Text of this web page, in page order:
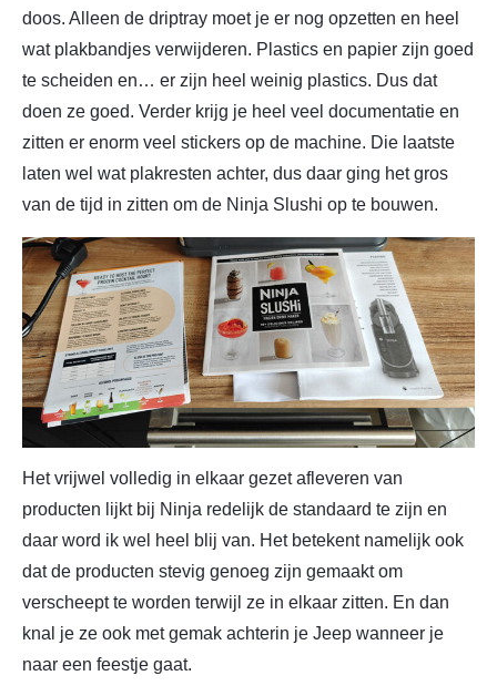
doos. Alleen de driptray moet je er nog opzetten en heel
wat plakbandjes verwijderen. Plastics en papier zijn goed
te scheiden en… er zijn heel weinig plastics. Dus dat
doen ze goed. Verder krijg je heel veel documentatie en
zitten er enorm veel stickers op de machine. Die laatste
laten wel wat plakresten achter, dus daar ging het gros
van de tijd in zitten om de Ninja Slushi op te bouwen.
Het vrijwel volledig in elkaar gezet afleveren van
producten lijkt bij Ninja redelijk de standaard te zijn en
daar word ik wel heel blij van. Het betekent namelijk ook
dat de producten stevig genoeg zijn gemaakt om
verscheept te worden terwijl ze in elkaar zitten. En dan
knal je ze ook met gemak achterin je Jeep wanneer je
naar een feestje gaat.